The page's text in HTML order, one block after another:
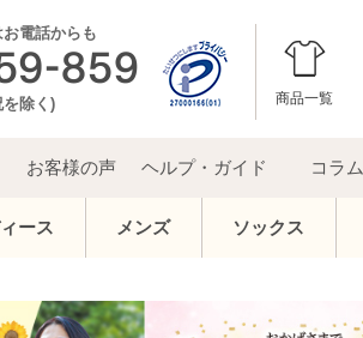
商品一覧
電話からも
除く)
お客様の声 ヘルプ・ガイド コラム
ース メンズ ソックス